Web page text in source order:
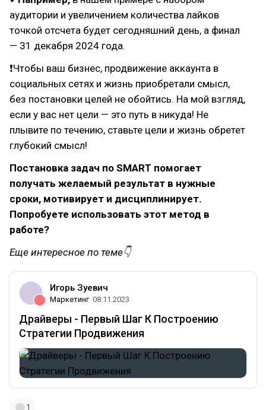
аудитории и увеличением количества лайков
точкой отсчета будет сегодняшний день, а финал
— 31 декабря 2024 года.
❗Чтобы ваш бизнес, продвижение аккаунта в
социальных сетях и жизнь приобретали смысл,
без постановки целей не обойтись. На мой взгляд,
если у вас нет цели — это путь в никуда! Не
плывите по течению, ставьте цели и жизнь обретет
глубокий смысл!
Постановка задач по SMART помогает
получать желаемый результат в нужные
сроки, мотивирует и дисциплинирует.
Попробуете использовать этот метод в
работе?
Еще интересное по теме👇
Игорь Зуевич
Маркетинг 08.11.2023
Драйверы - Первый Шаг К Построению
Стратегии Продвижения
1